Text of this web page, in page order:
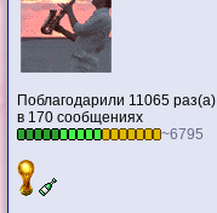
Поблагодарили 11065 раз(а)
в 170 сообщениях
~6795